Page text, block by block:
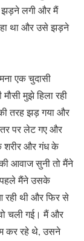
झड़ने लगी और मैं
था और उसे झड़ने
एक चुदासी
मुझे हिला रही
तरह झड़ गया और
पर लेट गए और
शरीर और गंध के
आवाज सुनी तो मैंने
मैंने उसके
रही थी और फिर से
चली गई। मैं और
कर रहे थे, उसने